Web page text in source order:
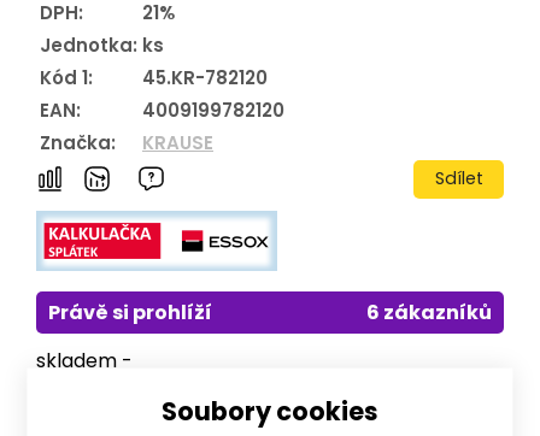
DPH:
21%
Jednotka: ks
Kód 1:
45.KR-782120
EAN:
4009199782120
Značka:
KRAUSE
Sdílet
Právě si prohlíží
6 zákazníků
skladem -
Soubory cookies